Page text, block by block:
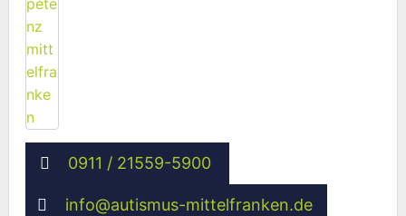
0911 / 21559-5900
info@autismus-mittelfranken.de